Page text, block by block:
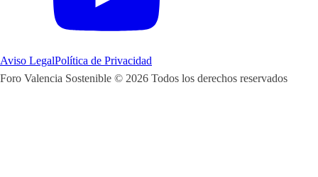
Aviso LegalPolítica de Privacidad
Foro Valencia Sostenible © 2026 Todos los derechos reservados